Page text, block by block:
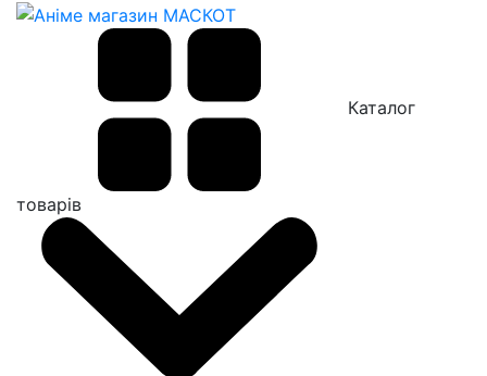
Каталог
товарів